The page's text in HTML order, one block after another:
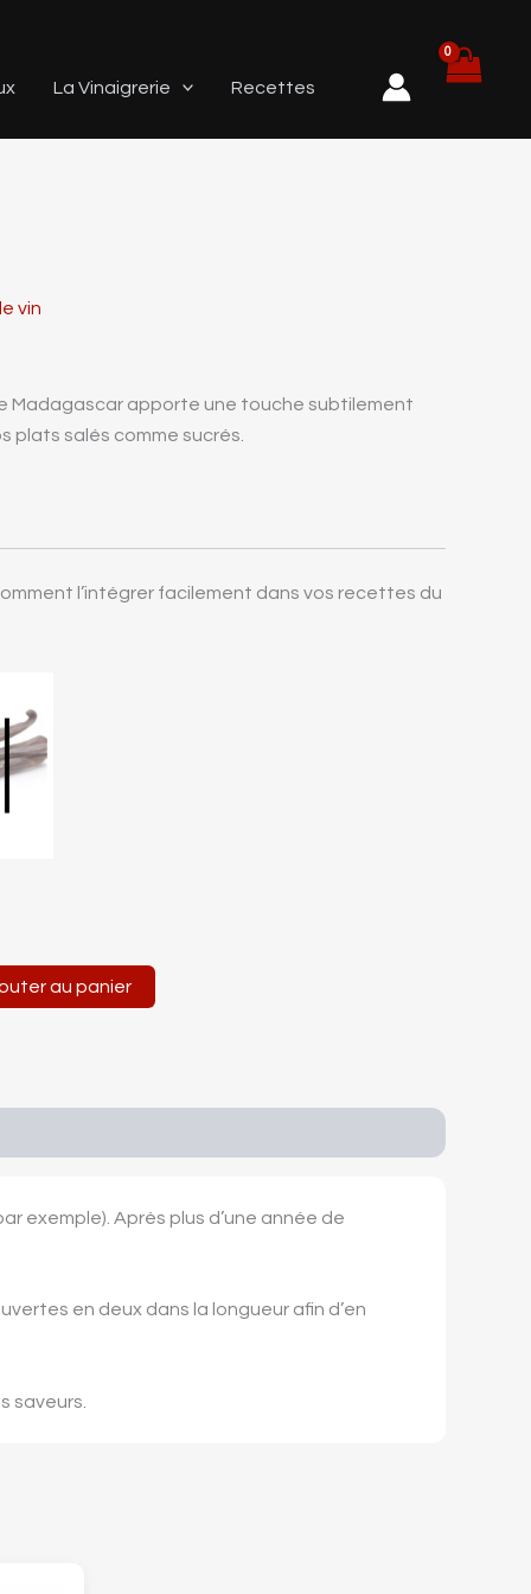
La Vinaigrerie Recettes
vin
Madagascar apporte une touche subtilement
plats salés comme sucrés.
l’intégrer facilement dans vos recettes du
au panier
exemple). Après plus d’une année de
en deux dans la longueur afin d’en
saveurs.